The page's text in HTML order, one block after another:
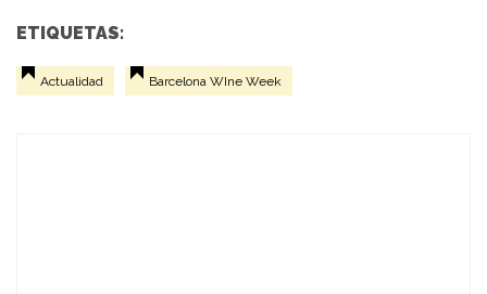
ETIQUETAS:
Actualidad Barcelona WIne Week